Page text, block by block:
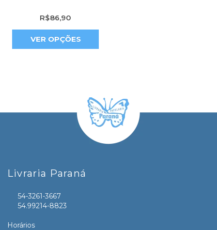
R$86,90
VER OPÇÕES
Livraria Paraná
54-3261-3667
54.99214-8823
Horários